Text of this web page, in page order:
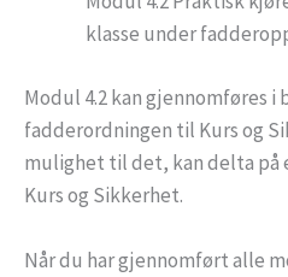
klasse under
Modul 4.2 kan gjennomføres
fadderordningen til Kurs og
mulighet til det, kan delta på
Kurs og Sikkerhet.
Når du har gjennomført alle